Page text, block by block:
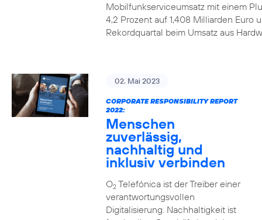
Mobilfunkserviceumsatz mit einem
4,2 Prozent auf 1,408 Milliarden Euro
Rekordquartal beim Umsatz aus
02. Mai 2023
CORPORATE RESPONSIBILITY REPORT
2022:
Menschen
zuverlässig,
nachhaltig und
inklusiv verbinden
O2Telefónica ist der Treiber einer
verantwortungsvollen
Digitalisierung. Nachhaltigkeit ist